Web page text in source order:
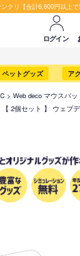
クリ【合計6,600円以上で
ログイン
ペットグッズ ア
Web deco マウスパッ
2個セット 】 ウェブ